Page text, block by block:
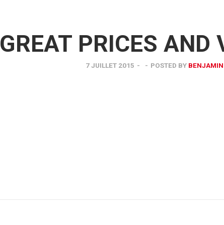
GREAT PRICES AND
7 JUILLET 2015 - - POSTED BY BENJAMIN